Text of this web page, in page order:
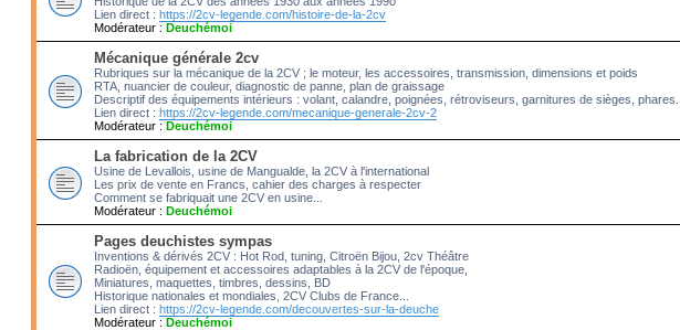
Lien direct : https://2cv-legende.com/histoire-de-la-2cv
Modérateur : Deuchémoi
Mécanique générale 2cv
Rubriques sur la mécanique de la 2CV ; le moteur, les accessoires, transmission, dimensions et poids
RTA, nuancier de couleur, diagnostic de panne, plan de graissage
Descriptif des équipements intérieurs : volant, calandre, poignées, rétroviseurs, garnitures de sièges, phares...
Lien direct : https://2cv-legende.com/mecanique-generale-2cv-2
Modérateur : Deuchémoi
La fabrication de la 2CV
Usine de Levallois, usine de Mangualde, la 2CV à l'international
Les prix de vente en Francs, cahier des charges à respecter
Comment se fabriquait une 2CV en usine...
Modérateur : Deuchémoi
Pages deuchistes sympas
Inventions & dérivés 2CV : Hot Rod, tuning, Citroën Bijou, 2cv Théâtre
Radioën, équipement et accessoires adaptables à la 2CV de l'époque,
Miniatures, maquettes, timbres, dessins, BD
Historique nationales et mondiales, 2CV Clubs de France...
Lien direct : https://2cv-legende.com/decouvertes-sur-la-deuche
Modérateur : Deuchémoi